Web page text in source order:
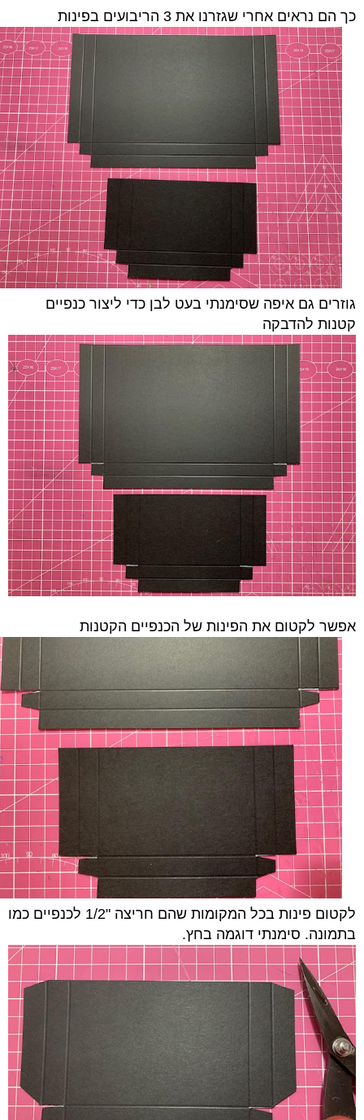
כך הם נראים אחרי שגזרנו את 3 הריבועים בפינות
גוזרים גם איפה שסימנתי בעט לבן כדי ליצור כנפיים
קטנות להדבקה
אפשר לקטום את הפינות של הכנפיים הקטנות
לקטום פינות בכל המקומות שהם חריצה "1/2 לכנפיים כמו
בתמונה. סימנתי דוגמה בחץ.